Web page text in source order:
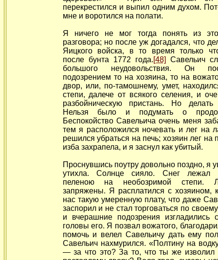
перекрестился и выпил одним духом.
мне и воротился на полати.
Я ничего не мог тогда понять из
разговора; но после уж догадался, что
Яицкого войска, в то время только
после бунта 1772 года.[48] Савельич
большого неудовольствия. Он
подозрением то на хозяина, то на
двор, или, по-тамошнему, умет,
степи, далече от всякого селения, и
разбойническую пристань. Но
Нельзя было и подумать о
Беспокойство Савельича очень меня
тем я расположился ночевать и лег на
решился убраться на печь; хозяин лег на
изба захрапела, и я заснул как убитый.
Проснувшись поутру довольно поздно, я
утихла. Солнце сияло. Снег лежал
пеленою на необозримой степи.
запряжены. Я расплатился с хозяином,
нас такую умеренную плату, что даже
заспорил и не стал торговаться по
и вчерашние подозрения изгладились
головы его. Я позвал вожатого,
помочь и велел Савельичу дать ему
Савельич нахмурился. «Полтину на
— за что это? За то, что ты же изволил